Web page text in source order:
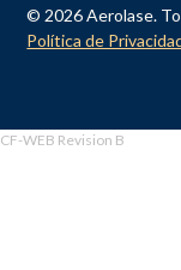
© 2026 Aerolase.
Política de
CF-WEB Revision B